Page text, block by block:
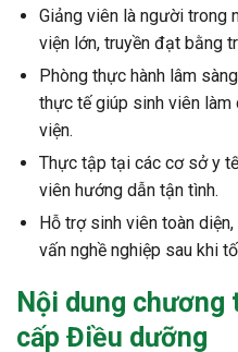
Giảng viên là người trong
viện lớn, truyền đạt bằng
Phòng thực hành lâm
thực tế giúp sinh viên
viện.
Thực tập tại các cơ sở y
viên hướng dẫn tận tình.
Hỗ trợ sinh viên toàn
vấn nghề nghiệp sau khi
Nội dung
cấp Điều dưỡng